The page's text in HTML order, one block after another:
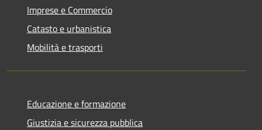
Imprese e Commercio
Catasto e urbanistica
Mobilità e trasporti
Educazione e formazione
Giustizia e sicurezza pubblica